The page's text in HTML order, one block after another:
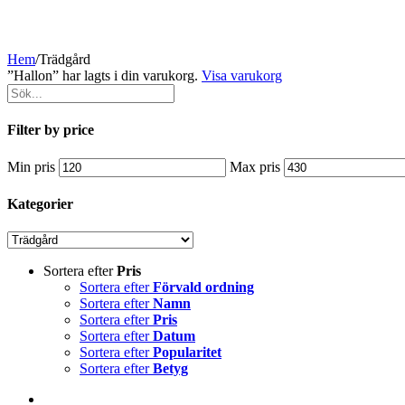
Hem/Trädgård
”Hallon” har lagts i din varukorg. Visa varukorg
Filter by price
Min pris Max pris
Kategorier
Sortera efterPris
Sortera efterFörvald ordning
Sortera efterNamn
Sortera efterPris
Sortera efterDatum
Sortera efterPopularitet
Sortera efterBetyg